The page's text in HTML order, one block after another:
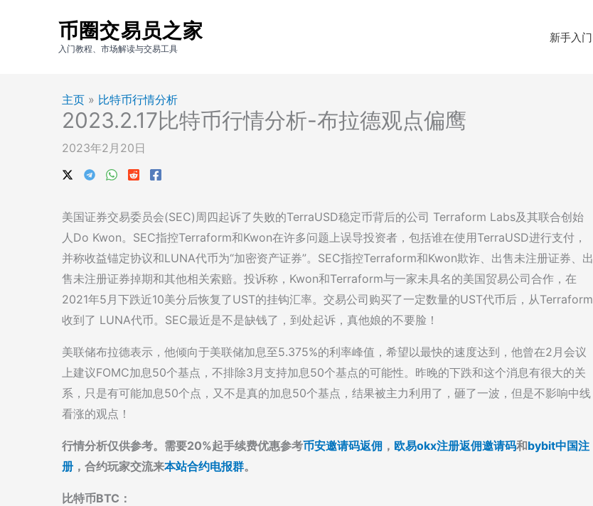
币圈交易员之家
入门教程、市场解读与交易工具
新手入门
主页 » 比特币行情分析
2023.2.17比特币行情分析-布拉德观点偏鹰
2023年2月20日
美国证券交易委员会(SEC)周四起诉了失败的TerraUSD稳定币背后的公司 Terraform Labs及其联合创始
人Do Kwon。SEC指控Terraform和Kwon在许多问题上误导投资者，包括谁在使用TerraUSD进行支付，
并称收益锚定协议和LUNA代币为“加密资产证券”。SEC指控Terraform和Kwon欺诈、出售未注册证券、出
售未注册证券掉期和其他相关索赔。投诉称，Kwon和Terraform与一家未具名的美国贸易公司合作，在
2021年5月下跌近10美分后恢复了UST的挂钩汇率。交易公司购买了一定数量的UST代币后，从Terraform
收到了 LUNA代币。SEC最近是不是缺钱了，到处起诉，真他娘的不要脸！
美联储布拉德表示，他倾向于美联储加息至5.375%的利率峰值，希望以最快的速度达到，他曾在2月会议
上建议FOMC加息50个基点，不排除3月支持加息50个基点的可能性。昨晚的下跌和这个消息有很大的关
系，只是有可能加息50个点，又不是真的加息50个基点，结果被主力利用了，砸了一波，但是不影响中线
看涨的观点！
行情分析仅供参考。需要20%起手续费优惠参考币安邀请码返佣 ， 欧易okx注册返佣邀请码和bybit中国注
册 ，合约玩家交流来本站合约电报群。
比特币BTC：